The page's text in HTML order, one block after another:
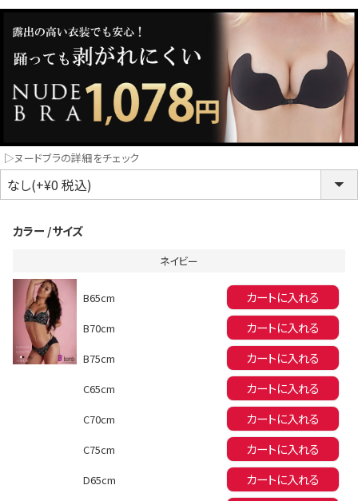
LINE連携でクーポンもらえる!!
同一商品まとめ買いキャンペーン
会員登録でいつでもお得に
クリスマス
▷ヌードブラの詳細をチェック
カラー サイズ
ネイビー
B65cm カートに入れる
B70cm カートに入れる
B75cm カートに入れる
C65cm カートに入れる
C70cm カートに入れる
C75cm カートに入れる
D65cm カートに入れる